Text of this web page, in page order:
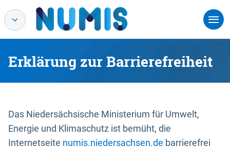
Erklärung zur Barrierefreiheit
Das Niedersächsische Ministerium für Umwelt,
Energie und Klimaschutz ist bemüht, die
Internetseite numis.niedersachsen.de barrierefrei